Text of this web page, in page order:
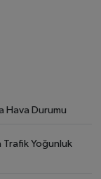
Hava Durumu
Trafik Yoğunluk